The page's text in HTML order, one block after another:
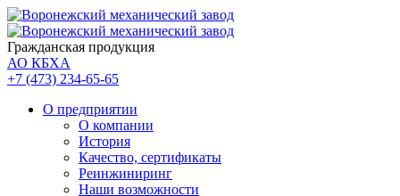
Гражданская продукция
АО КБХА
+7 (473) 234-65-65
О предприятии
О компании
История
Качество, сертификаты
Реинжиниринг
Наши возможности